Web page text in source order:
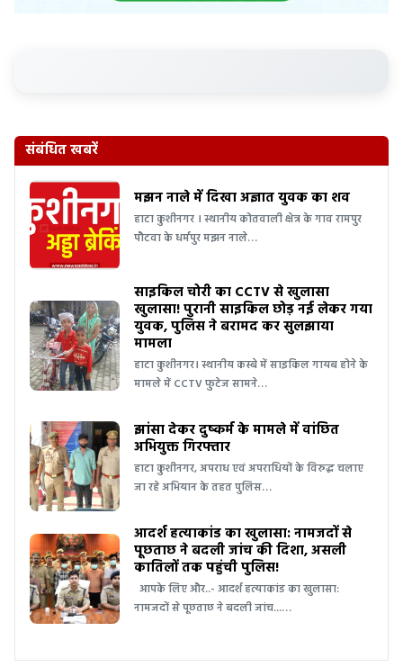
संबंधित खबरें
मझन नाले में दिखा अज्ञात युवक का शव
हाटा कुशीनगर । स्थानीय कोतवाली क्षेत्र के गाव रामपुर
पौटवा के धर्मपुर मझन नाले…
साइकिल चोरी का CCTV से खुलासा
खुलासा! पुरानी साइकिल छोड़ नई लेकर गया
युवक, पुलिस ने बरामद कर सुलझाया
मामला
हाटा कुशीनगर। स्थानीय कस्बे में साइकिल गायब होने के
मामले में CCTV फुटेज सामने…
झांसा देकर दुष्कर्म के मामले में वांछित
अभियुक्त गिरफ्तार
हाटा कुशीनगर, अपराध एवं अपराधियों के विरुद्ध चलाए
जा रहे अभियान के तहत पुलिस…
आदर्श हत्याकांड का खुलासा: नामजदों से
पूछताछ ने बदली जांच की दिशा, असली
कातिलों तक पहुंची पुलिस!
आपके लिए और..- आदर्श हत्याकांड का खुलासा:
नामजदों से पूछताछ ने बदली जांच...…